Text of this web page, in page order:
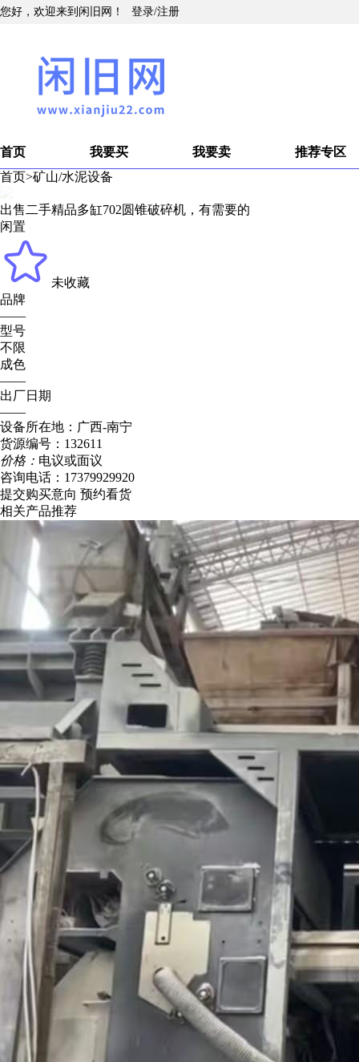
您好，欢迎来到闲旧网！ 登录/注册
首页 我要买 我要卖
推荐专区
首页>矿山/水泥设备
出售二手精品多缸702圆锥破碎机，有需要的
闲置
未收藏
品牌
——
型号
不限
成色
——
出厂日期
——
设备所在地：广西-南宁
货源编号：132611
价格： 电议或面议
咨询电话： 17379929920
提交购买意向 预约看货
相关产品推荐